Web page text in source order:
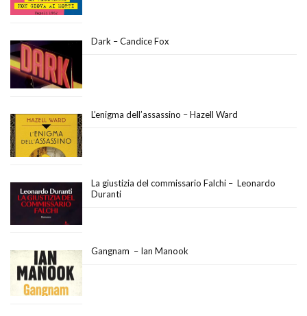
Dark – Candice Fox
L’enigma dell’assassino – Hazell Ward
La giustizia del commissario Falchi – Leonardo
Duranti
Gangnam – Ian Manook